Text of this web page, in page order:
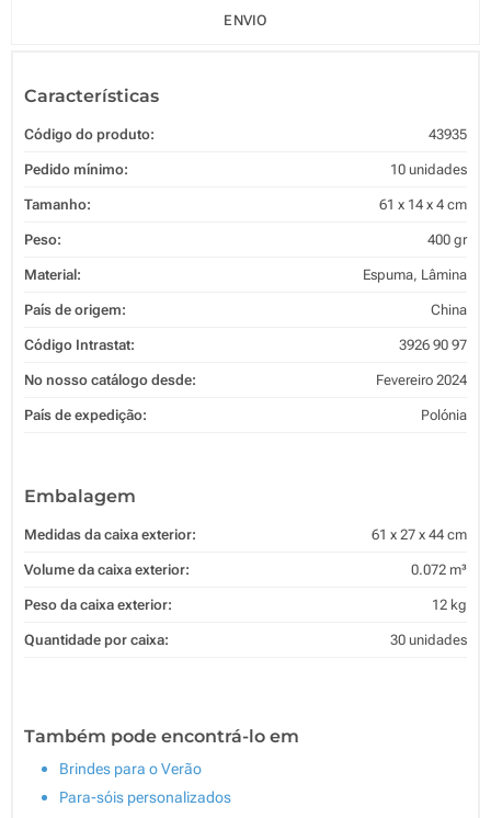
ENVIO
Características
Código do produto: 43935
Pedido mínimo: 10 unidades
Tamanho: 61 x 14 x 4 cm
Peso: 400 gr
Material: Espuma, Lâmina
País de origem: China
Código Intrastat: 3926 90 97
No nosso catálogo desde: Fevereiro 2024
País de expedição: Polónia
Embalagem
Medidas da caixa exterior: 61 x 27 x 44 cm
Volume da caixa exterior: 0.072 m³
Peso da caixa exterior: 12 kg
Quantidade por caixa: 30 unidades
Também pode encontrá-lo em
Brindes para o Verão
Para-sóis personalizados